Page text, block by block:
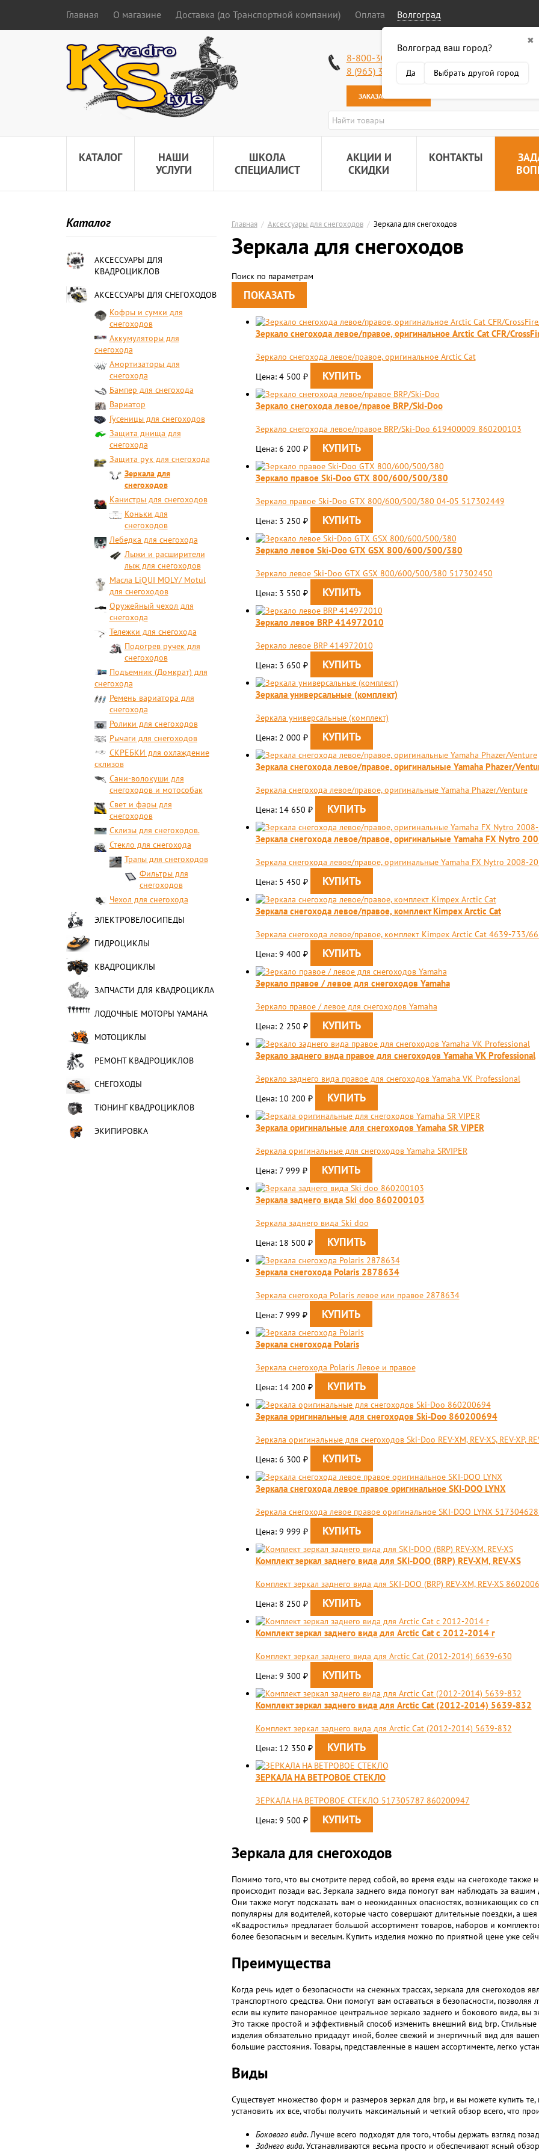
Главная О магазине Доставка (до Транспортной компании) Оплата Волгоград
✖
Волгоград ваш город?
Да Выбрать другой город
8-800-301-50-58
8 (965) 318-34-38
ЗАКАЗАТЬ ЗВОНОК
КАТАЛОГ
НАШИ
УСЛУГИ
ШКОЛА
СПЕЦИАЛИСТ
АКЦИИ И
СКИДКИ
КОНТАКТЫ
Каталог
АКСЕССУАРЫ ДЛЯ
КВАДРОЦИКЛОВ
АКСЕССУАРЫ ДЛЯ СНЕГОХОДОВ
Кофры и сумки для
снегоходов
Аккумуляторы для
снегохода
Амортизаторы для
снегохода
Бампер для снегохода
Вариатор
Гусеницы для снегоходов
Защита днища для
снегохода
Защита рук для снегохода
Зеркала для
снегоходов
Канистры для снегоходов
Коньки для
снегоходов
Лебедка для снегохода
Лыжи и расширители
лыж для снегоходов
Масла LiQUI MOLY/ Motul
для снегоходов
Оружейный чехол для
снегохода
Тележки для снегохода
Подогрев ручек для
снегоходов
Подъемник (Домкрат) для
снегохода
Ремень вариатора для
снегохода
Ролики для снегоходов
Рычаги для снегоходов
СКРЕБКИ для охлаждение
склизов
Сани-волокуши для
снегоходов и мотособак
Свет и фары для
снегоходов
Склизы для снегоходов.
Стекло для снегохода
Трапы для снегоходов
Фильтры для
снегоходов
Чехол для снегохода
ЭЛЕКТРОВЕЛОСИПЕДЫ
ГИДРОЦИКЛЫ
КВАДРОЦИКЛЫ
ЗАПЧАСТИ ДЛЯ КВАДРОЦИКЛА
ЛОДОЧНЫЕ МОТОРЫ YAMAHA
МОТОЦИКЛЫ
РЕМОНТ КВАДРОЦИКЛОВ
СНЕГОХОДЫ
ТЮНИНГ КВАДРОЦИКЛОВ
ЭКИПИРОВКА
Главная / Аксессуары для снегоходов / Зеркала для снегоходов
Зеркала для снегоходов
Поиск по параметрам
Зеркало снегохода левое/правое, оригинальное Arctic Cat CFR/
Зеркало снегохода левое/правое, оригинальное Arctic Cat
Цена: 4 500 ₽
Зеркало снегохода левое/правое BRP/Ski-Doo
Зеркало снегохода левое/правое BRP/Ski-Doo 619400009 860200103
Цена: 6 200 ₽
Зеркало правое Ski-Doo GTX 800/600/500/380
Зеркало правое Ski-Doo GTX 800/600/500/380 04-05 517302449
Цена: 3 250 ₽
Зеркало левое Ski-Doo GTX GSX 800/600/500/380
Зеркало левое Ski-Doo GTX GSX 800/600/500/380 517302450
Цена: 3 550 ₽
Зеркало левое BRP 414972010
Зеркало левое BRP 414972010
Цена: 3 650 ₽
Зеркала универсальные (комплект)
Зеркала универсальные (комплект)
Цена: 2 000 ₽
Зеркала снегохода левое/правое, оригинальные Yamaha Phazer/
Зеркала снегохода левое/правое, оригинальные Yamaha Phazer/Venture
Цена: 14 650 ₽
Зеркала снегохода левое/правое, оригинальные Yamaha FX Nytro
Зеркала снегохода левое/правое, оригинальные Yamaha FX Nytro 2008-
Цена: 5 450 ₽
Зеркала снегохода левое/правое, комплект Kimpex Arctic Cat
Зеркала снегохода левое/правое, комплект Kimpex Arctic Cat 4639-733/
Цена: 9 400 ₽
Зеркало правое / левое для снегоходов Yamaha
Зеркало правое / левое для снегоходов Yamaha
Цена: 2 250 ₽
Зеркало заднего вида правое для снегоходов Yamaha VK Professional
Зеркало заднего вида правое для снегоходов Yamaha VK Professional
Цена: 10 200 ₽
Зеркала оригинальные для снегоходов Yamaha SR VIPER
Зеркала оригинальные для снегоходов Yamaha SRVIPER
Цена: 7 999 ₽
Зеркала заднего вида Ski doo 860200103
Зеркала заднего вида Ski doo
Цена: 18 500 ₽
Зеркала снегохода Polaris 2878634
Зеркала снегохода Polaris левое или правое 2878634
Цена: 7 999 ₽
Зеркала снегохода Polaris
Зеркала снегохода Polaris Левое и правое
Цена: 14 200 ₽
Зеркала оригинальные для снегоходов Ski-Doo 860200694
Зеркала оригинальные для снегоходов Ski-Doo REV-XM, REV-XS, REV-XP,
Цена: 6 300 ₽
Зеркала снегохода левое правое оригинальное SKI-DOO LYNX
Зеркала снегохода левое правое оригинальное SKI-DOO LYNX
Цена: 9 999 ₽
Комплект зеркал заднего вида для SKI-DOO (BRP) REV-XM, REV-XS
Комплект зеркал заднего вида для SKI-DOO (BRP) REV-XM, REV-XS
Цена: 8 250 ₽
Комплект зеркал заднего вида для Arctic Cat с 2012-2014 г
Комплект зеркал заднего вида для Arctic Cat (2012-2014) 6639-630
Цена: 9 300 ₽
Комплект зеркал заднего вида для Arctic Cat (2012-2014) 5639-832
Комплект зеркал заднего вида для Arctic Cat (2012-2014) 5639-832
Цена: 12 350 ₽
ЗЕРКАЛА НА ВЕТРОВОЕ СТЕКЛО
ЗЕРКАЛА НА ВЕТРОВОЕ СТЕКЛО 517305787 860200947
Цена: 9 500 ₽
Зеркала для снегоходов
Помимо того, что вы смотрите перед собой, во время езды на снегоходе также
происходит позади вас. Зеркала заднего вида помогут вам наблюдать за
Они также могут подсказать вам о неожиданных опасностях, возникающих со
популярны для водителей, которые часто совершают длительные поездки, а
«Квадростиль» предлагает большой ассортимент товаров, наборов и
более безопасным и веселым. Купить изделия можно по приятной цене уже
Преимущества
Когда речь идет о безопасности на снежных трассах, зеркала для снегоходов
транспортного средства. Они помогут вам оставаться в безопасности,
если вы купите панорамное центральное зеркало заднего и бокового вида, вы
Это также простой и эффективный способ изменить внешний вид brp.
изделия обязательно придадут иной, более свежий и энергичный вид для
большие расстояния. Товары, представленные в нашем ассортименте, легко
Виды
Существует множество форм и размеров зеркал для brp, и вы можете купить
установить их все, чтобы получить максимальный и четкий обзор всего, что
Бокового вида. Лучше всего подходят для того, чтобы держать взгляд
Заднего вида. Устанавливаются весьма просто и обеспечивают ясный